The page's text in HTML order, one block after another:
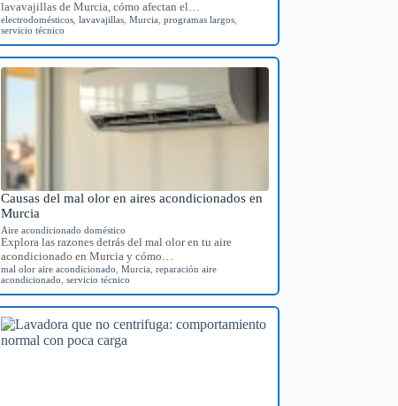
lavavajillas de Murcia, cómo afectan el…
electrodomésticos ,lavavajillas ,Murcia ,programas largos
servicio técnico
Causas del mal olor en aires acondicionados en
Murcia
Aire acondicionado doméstico
Explora las razones detrás del mal olor en tu aire
acondicionado en Murcia y cómo…
mal olor aire acondicionado ,Murcia ,reparación aire
acondicionado ,servicio técnico